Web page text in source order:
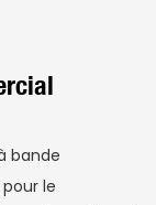
bande
le